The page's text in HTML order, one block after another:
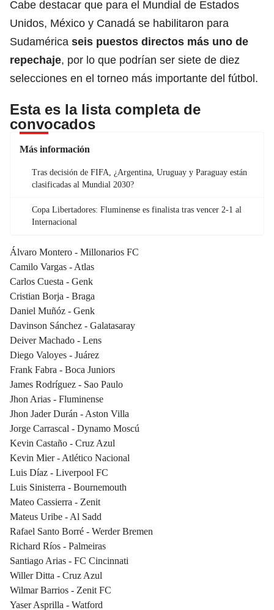
Cabe destacar que para el Mundial de Estados
Unidos, México y Canadá se habilitaron para
Sudamérica seis puestos directos más uno de
repechaje, por lo que podrían ser siete de diez
selecciones en el torneo más importante del fútbol.
Esta es la lista completa de
convocados
Más información
Tras decisión de FIFA, ¿Argentina, Uruguay y Paraguay están
clasificadas al Mundial 2030?
Copa Libertadores: Fluminense es finalista tras vencer 2-1 al
Internacional
Álvaro Montero - Millonarios FC
Camilo Vargas - Atlas
Carlos Cuesta - Genk
Cristian Borja - Braga
Daniel Muñóz - Genk
Davinson Sánchez - Galatasaray
Deiver Machado - Lens
Diego Valoyes - Juárez
Frank Fabra - Boca Juniors
James Rodríguez - Sao Paulo
Jhon Arias - Fluminense
Jhon Jader Durán - Aston Villa
Jorge Carrascal - Dynamo Moscú
Kevin Castaño - Cruz Azul
Kevin Mier - Atlético Nacional
Luis Díaz - Liverpool FC
Luis Sinisterra - Bournemouth
Mateo Cassierra - Zenit
Mateus Uribe - Al Sadd
Rafael Santo Borré - Werder Bremen
Richard Ríos - Palmeiras
Santiago Arias - FC Cincinnati
Willer Ditta - Cruz Azul
Wilmar Barrios - Zenit FC
Yaser Asprilla - Watford